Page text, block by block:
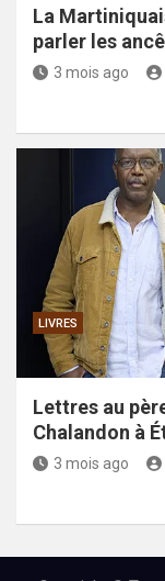
La
parler les
3 mois ago
LIVRES
Lettres au
Chalandon à
3 mois ago